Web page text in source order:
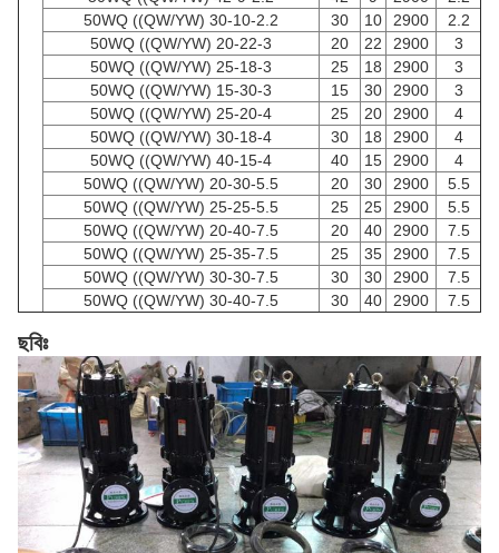
50WQ ((QW/YW) 30-10-2.2
30 10 2900
2.2
50WQ ((QW/YW) 20-22-3
20 22 2900
3
50WQ ((QW/YW) 25-18-3
25 18 2900
3
50WQ ((QW/YW) 15-30-3
15 30 2900
3
50WQ ((QW/YW) 25-20-4
25 20 2900
4
50WQ ((QW/YW) 30-18-4
30 18 2900
4
50WQ ((QW/YW) 40-15-4
40 15 2900
4
50WQ ((QW/YW) 20-30-5.5
20 30 2900
5.5
50WQ ((QW/YW) 25-25-5.5
25 25 2900
5.5
50WQ ((QW/YW) 20-40-7.5
20 40 2900
7.5
50WQ ((QW/YW) 25-35-7.5
25 35 2900
7.5
50WQ ((QW/YW) 30-30-7.5
30 30 2900
7.5
50WQ ((QW/YW) 30-40-7.5
30 40 2900 7.5
ছবিঃ